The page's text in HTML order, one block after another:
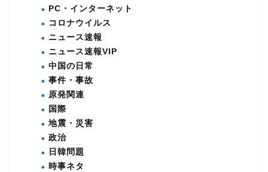
PC・インターネット
コロナウイルス
ニュース速報
ニュース速報VIP
中国の日常
事件・事故
原発関連
国際
地震・災害
政治
日韓問題
時事ネタ